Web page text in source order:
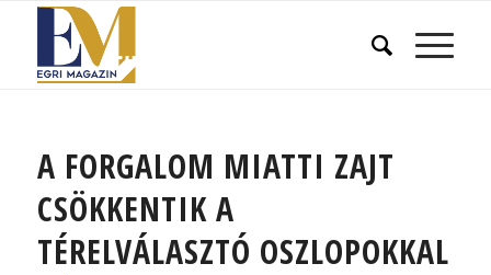
A FORGALOM MIATTI ZAJT
CSÖKKENTIK A
TÉRELVÁLASZTÓ OSZLOPOKKAL